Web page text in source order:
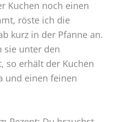
Kuchen noch einen
röste ich die
kurz in der Pfanne an.
sie unter den
so erhält der Kuchen
und einen feinen